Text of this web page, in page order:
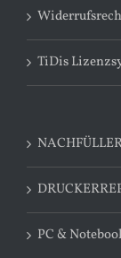
TiDis
PC &